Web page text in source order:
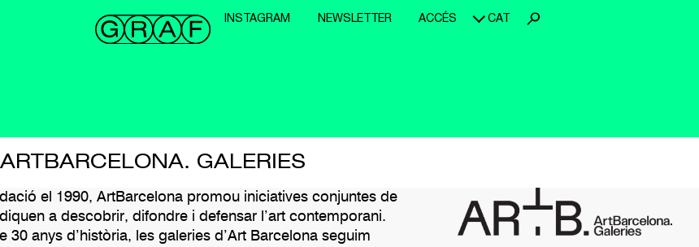
INSTAGRAM NEWSLETTER ACCÉS CAT
ARTBARCELONA. GALERIES
el 1990, ArtBarcelona promou iniciatives conjuntes de
a descobrir, difondre i defensar l’art contemporani.
30 anys d’història, les galeries d’Art Barcelona seguim